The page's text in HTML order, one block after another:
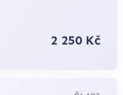
2 250 Kč